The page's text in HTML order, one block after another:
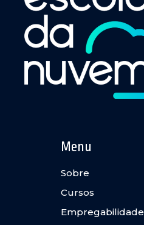
Menu
Sobre
Cursos
Empregabilidade